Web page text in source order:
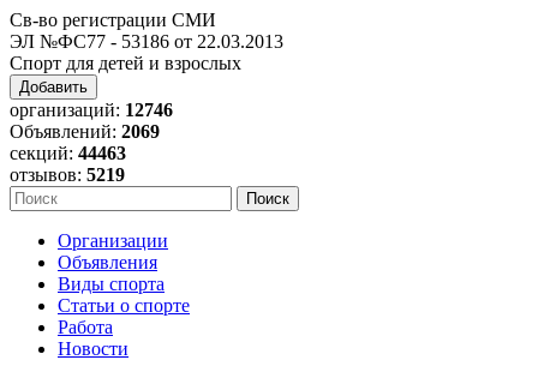
Св-во регистрации СМИ
ЭЛ №ФС77 - 53186 от 22.03.2013
Спорт для детей и взрослых
Добавить
организаций: 12746
Объявлений: 2069
секций: 44463
отзывов: 5219
Организации
Объявления
Виды спорта
Статьи о спорте
Работа
Новости